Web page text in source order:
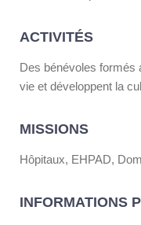
ACTIVITÉS
Des bénévoles formés
vie et développent la
MISSIONS
Hôpitaux, EHPAD,
INFORMATIONS